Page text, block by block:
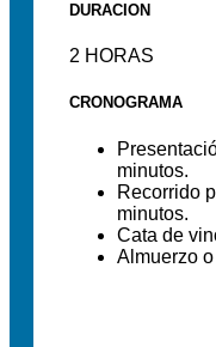
DURACION
2 HORAS
CRONOGRAMA
minutos.
Recorrido
minutos.
Cata de
Almuerzo